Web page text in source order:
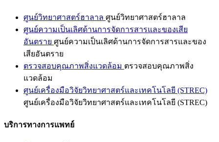
ศูนย์วิทยาศาสตร์ฮาลาล ศูนย์วิทยาศาสตร์ฮาลาล
ศูนย์ความเป็นเลิศด้านการจัดการสารและของเสีย
อันตราย ศูนย์ความเป็นเลิศด้านการจัดการสารและของ
เสียอันตราย
ตรวจสอบคุณภาพสิ่งแวดล้อม ตรวจสอบคุณภาพสิ่ง
แวดล้อม
ศูนย์เครื่องมือวิจัยวิทยาศาสตร์และเทคโนโลยี (STREC)
ศูนย์เครื่องมือวิจัยวิทยาศาสตร์และเทคโนโลยี (STREC)
บริการทางการแพทย์